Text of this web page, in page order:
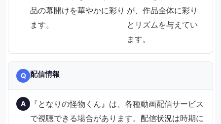
品の幕開けを華やかに彩り
ます。
が、作品全体に彩り
とリズムを与えてい
ます。
Q 配信情報
A
『となりの怪物くん』は、各種動画配信サービス
で視聴できる場合があります。配信状況は時期に